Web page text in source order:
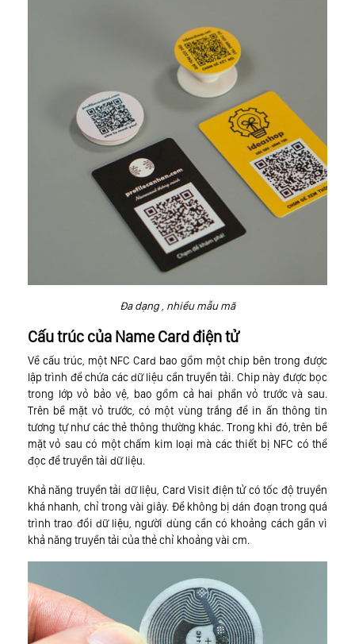
Đa dạng , nhiều mẫu mã
Cấu trúc của Name Card điện tử
Về cấu trúc, một NFC Card bao gồm một chip bên trong được
lập trình để chứa các dữ liệu cần truyền tải. Chip này được bọc
trong lớp vỏ bảo vệ, bao gồm cả hai phần vỏ trước và sau.
Trên bề mặt vỏ trước, có một vùng trắng để in ấn thông tin
tương tự như các thẻ thông thường khác. Trong khi đó, trên bề
mặt vỏ sau có một chấm kim loại mà các thiết bị NFC có thể
đọc để truyền tải dữ liệu.
Khả năng truyền tải dữ liệu, Card Visit điện tử có tốc độ truyền
khá nhanh, chỉ trong vài giây. Để không bị dán đoạn trong quá
trình trao đổi dữ liệu, người dùng cần có khoảng cách gần vì
khả năng truyền tải của thẻ chỉ khoảng vài cm.